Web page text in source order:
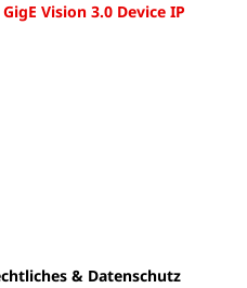
Vision 3.0 Device IP
& Datenschutz